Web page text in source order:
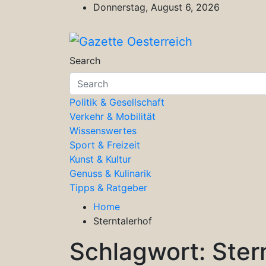
Donnerstag, August 6, 2026
Gazette Oesterreich
Magazin für Freizeit, Politik, Kultur
Search
Politik & Gesellschaft
Verkehr & Mobilität
Wissenswertes
Sport & Freizeit
Kunst & Kultur
Genuss & Kulinarik
Tipps & Ratgeber
Home
Sterntalerhof
Schlagwort: